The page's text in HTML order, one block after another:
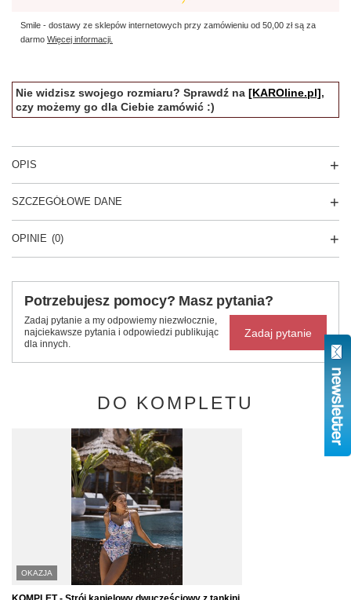
Smile - dostawy ze sklepów internetowych przy zamówieniu od 50,00 złsą za
darmo Więcej informacji.
Nie widzisz swojego rozmiaru? Sprawdź na [KAROline.pl],
czy możemy go dla Ciebie zamówić :)
OPIS
SZCZEGÓŁOWE DANE
OPINIE (0)
Potrzebujesz pomocy? Masz pytania?
Zadaj pytanie a my odpowiemy niezwłocznie,
najciekawsze pytania i odpowiedzi publikując
dla innych.
Zadaj pytanie
DO KOMPLETU
OKAZJA